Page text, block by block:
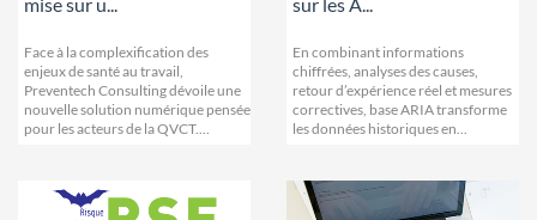
mise sur u...
Face à la complexification des
enjeux de santé au travail,
Preventech Consulting dévoile une
nouvelle solution numérique pensée
pour les acteurs de la QVCT....
sur les A...
En combinant informations
chiffrées, analyses des causes,
retour d’expérience réel et mesures
correctives, base ARIA transforme
les données historiques en...